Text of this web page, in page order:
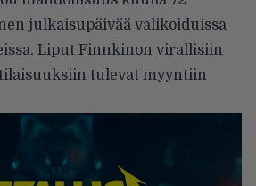
julkaisupäivää valikoiduissa
Liput Finnkinon virallisiin
tulevat myyntiin